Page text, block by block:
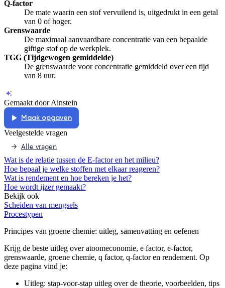
Q-factor
De mate waarin een stof vervuilend is, uitgedrukt in een getal
van 0 of hoger.
Grenswaarde
De maximaal aanvaardbare concentratie van een bepaalde
giftige stof op de werkplek.
TGG (Tijdgewogen gemiddelde)
De grenswaarde voor concentratie gemiddeld over een tijd
van 8 uur.
Gemaakt door Ainstein
Maak opgaven
Veelgestelde vragen
Alle vragen
Wat is de relatie tussen de E-factor en het milieu?
Hoe bepaal je welke stoffen met elkaar reageren?
Wat is rendement en hoe bereken je het?
Hoe wordt ijzer gemaakt?
Bekijk ook
Scheiden van mengsels
Procestypen
Principes van groene chemie: uitleg, samenvatting en oefenen
Krijg de beste uitleg over atoomeconomie, e factor, e-factor,
grenswaarde, groene chemie, q factor, q-factor en rendement. Op
deze pagina vind je:
Uitleg: stap-voor-stap uitleg over de theorie, voorbeelden, tips